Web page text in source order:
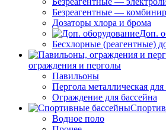
Безреагентные —
Дозаторы хлора и брома
Доп.
Бесхлорные (реагентные)
ограждения и перголы
Павильоны
Пергола металлическая для
Ограждение для бассейна
Водное поло